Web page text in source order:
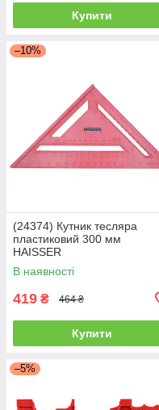
Купити
–10%
(24374) Кутник тесляра
пластиковий 300 мм
HAISSER
В наявності
419 ₴ 464 ₴
Купити
–5%